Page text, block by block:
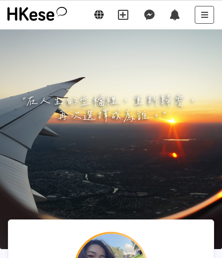
“在人生的空檔裡，重新歸零，
再次選擇成為誰。”